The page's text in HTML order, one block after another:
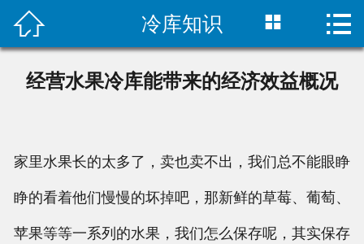
 首页
冷库工程
新闻资讯
 冷库知识  
经营水果冷库能带来的经济效益概况
家里水果长的太多了，卖也卖不出，我们总不能眼睁
睁的看着他们慢慢的坏掉吧，那新鲜的草莓、葡萄、
苹果等等一系列的水果，我们怎么保存呢，其实保存